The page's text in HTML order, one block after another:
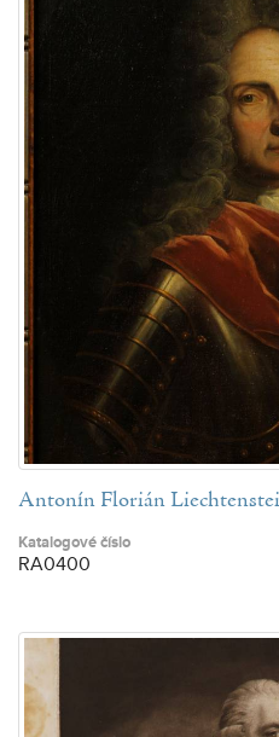
Antonín Florián
Katalogové číslo
RA0400